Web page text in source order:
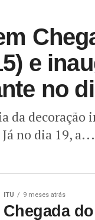
e
no
da decoração
no dia 19, a...
ITU 9 meses atrás
Chegada